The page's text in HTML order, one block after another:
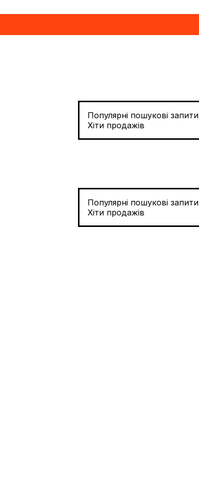
Популярні пошукові запити
Хіти продажів
Популярні пошукові запити
Хіти продажів